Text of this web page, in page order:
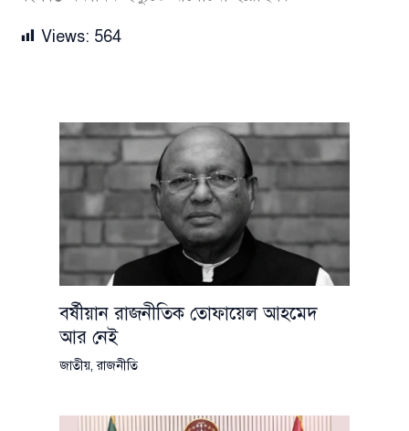
Views: 564
বর্ষীয়ান রাজনীতিক তোফায়েল আহমেদ
আর নেই
জাতীয়,রাজনীতি